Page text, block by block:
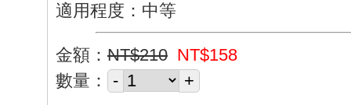
適用程度：中等
金額： NT$210 NT$158
數量：